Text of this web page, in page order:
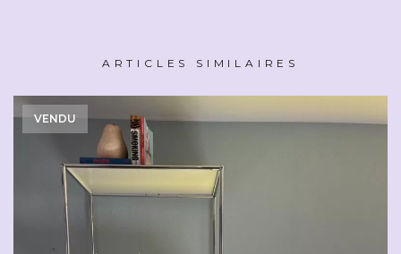
ARTICLES SIMILAIRES
VENDU